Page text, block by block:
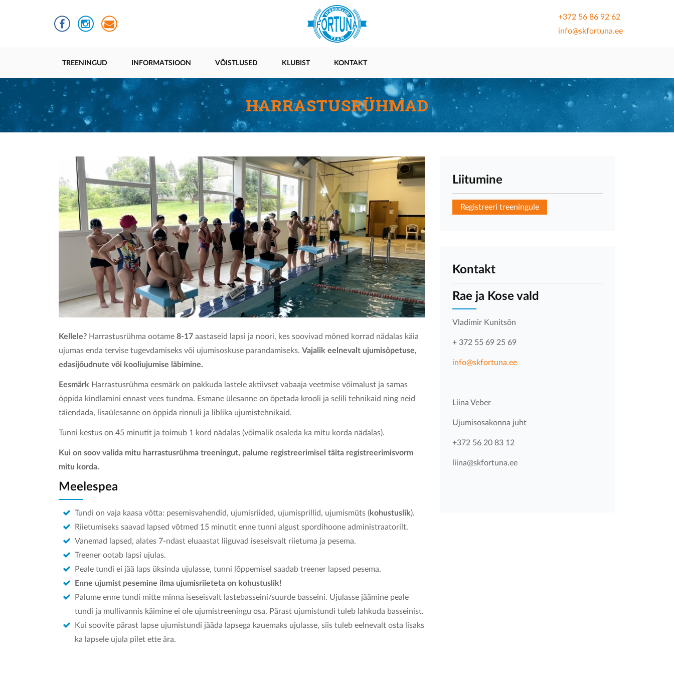
+372 56 86 92 62
info@skfortuna.ee
Põhinavigatsioon
TREENINGUD INFORMATSIOON VÕISTLUSED KLUBIST KONTAKT
HARRASTUSRÜHMAD
Kellele? Harrastusrühma ootame 8-17 aastaseid lapsi ja noori, kes soovivad mõned korrad nädalas käia
ujumas enda tervise tugevdamiseks või ujumisoskuse parandamiseks. Vajalik eelnevalt ujumisõpetuse,
edasijõudnute või kooliujumise läbimine.
Eesmärk Harrastusrühma eesmärk on pakkuda lastele aktiivset vabaaja veetmise võimalust ja samas
õppida kindlamini ennast vees tundma. Esmane ülesanne on õpetada krooli ja selili tehnikaid ning neid
täiendada, lisaülesanne on õppida rinnuli ja liblika ujumistehnikaid.
Tunni kestus on 45 minutit ja toimub 1 kord nädalas (võimalik osaleda ka mitu korda nädalas).
Kui on soov valida mitu harrastusrühma treeningut, palume registreerimisel täita registreerimisvorm
mitu korda.
Meelespea
Tundi on vaja kaasa võtta: pesemisvahendid, ujumisriided, ujumisprillid, ujumismüts (kohustuslik).
Riietumiseks saavad lapsed võtmed 15 minutit enne tunni algust spordihoone administraatorilt.
Vanemad lapsed, alates 7-ndast eluaastat liiguvad iseseisvalt riietuma ja pesema.
Treener ootab lapsi ujulas.
Peale tundi ei jää laps üksinda ujulasse, tunni lõppemisel saadab treener lapsed pesema.
Enne ujumist pesemine ilma ujumisriieteta on kohustuslik!
Palume enne tundi mitte minna iseseisvalt lastebasseini/suurde basseini. Ujulasse jäämine peale
tundi ja mullivannis käimine ei ole ujumistreeningu osa. Pärast ujumistundi tuleb lahkuda basseinist.
Kui soovite pärast lapse ujumistundi jääda lapsega kauemaks ujulasse, siis tuleb eelnevalt osta lisaks
ka lapsele ujula pilet ette ära.
Liitumine
Registreeri treeningule
Kontakt
Rae ja Kose vald
Vladimir Kunitsõn
+ 372 55 69 25 69
info@skfortuna.ee
Liina Veber
Ujumisosakonna juht
+372 56 20 83 12
liina@skfortuna.ee